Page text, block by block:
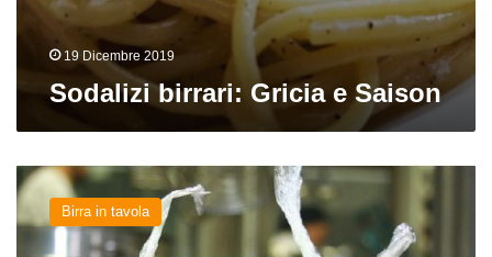
19 Dicembre 2019
Sodalizi birrari: Gricia e Saison
English
breakfast
all’italiana
Birra in tavola